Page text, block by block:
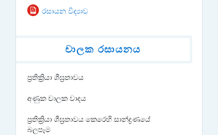
රසායන විද්‍යාවසම්පතක්
චාලක රසායනය
ප්‍රතික්‍රියා ශීඝ්‍රතාවය
අණුක චාලක වාදය
ප්‍රතික්‍රියා ශීඝ්‍රතාවය කෙරෙහි සාන්ද්‍රණයේ
බලපෑම